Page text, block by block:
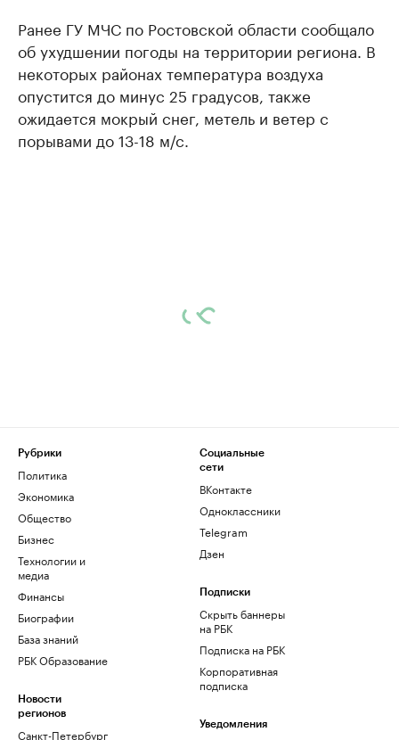
Ранее ГУ МЧС по Ростовской области сообщало
об ухудшении погоды на территории региона. В
некоторых районах температура воздуха
опустится до минус 25 градусов, также
ожидается мокрый снег, метель и ветер с
порывами до 13-18 м/с.
Рубрики
Политика
Экономика
Общество
Бизнес
Технологии и
медиа
Финансы
Биографии
База знаний
РБК Образование
Новости
регионов
Санкт-Петербург
Социальные
сети
ВКонтакте
Одноклассники
Telegram
Дзен
Подписки
Скрыть баннеры
на РБК
Подписка на РБК
Корпоративная
подписка
Уведомления